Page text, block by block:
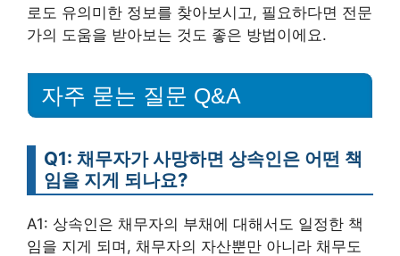
로도 유의미한 정보를 찾아보시고, 필요하다면 전문
가의 도움을 받아보는 것도 좋은 방법이에요.
자주 묻는 질문 Q&A
Q1: 채무자가 사망하면 상속인은 어떤 책
임을 지게 되나요?
A1: 상속인은 채무자의 부채에 대해서도 일정한 책
임을 지게 되며, 채무자의 자산뿐만 아니라 채무도